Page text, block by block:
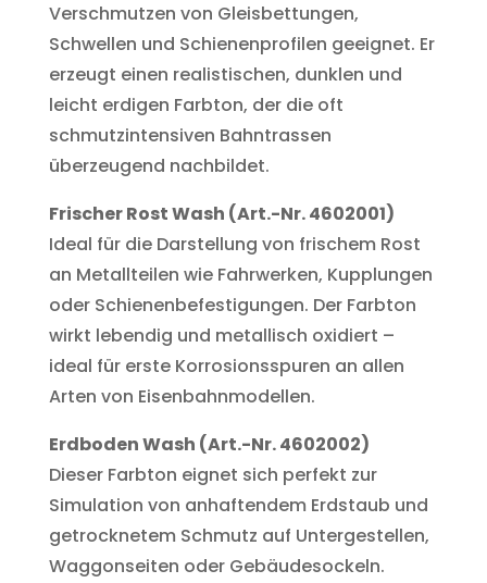
Verschmutzen von Gleisbettungen,
Schwellen und Schienenprofilen geeignet. Er
erzeugt einen realistischen, dunklen und
leicht erdigen Farbton, der die oft
schmutzintensiven Bahntrassen
überzeugend nachbildet.
Frischer Rost Wash (Art.-Nr. 4602001)
Ideal für die Darstellung von frischem Rost
an Metallteilen wie Fahrwerken, Kupplungen
oder Schienenbefestigungen. Der Farbton
wirkt lebendig und metallisch oxidiert –
ideal für erste Korrosionsspuren an allen
Arten von Eisenbahnmodellen.
Erdboden Wash (Art.-Nr. 4602002)
Dieser Farbton eignet sich perfekt zur
Simulation von anhaftendem Erdstaub und
getrocknetem Schmutz auf Untergestellen,
Waggonseiten oder Gebäudesockeln.